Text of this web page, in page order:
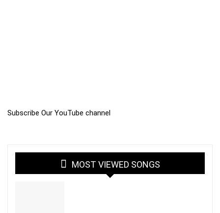
Subscribe Our YouTube channel
MOST VIEWED SONGS